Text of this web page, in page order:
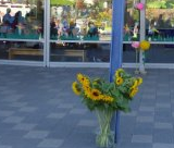
Unterrichtszeiten
Mittagessen